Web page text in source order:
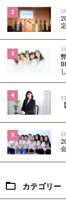
2
3
4
5
カテゴリー